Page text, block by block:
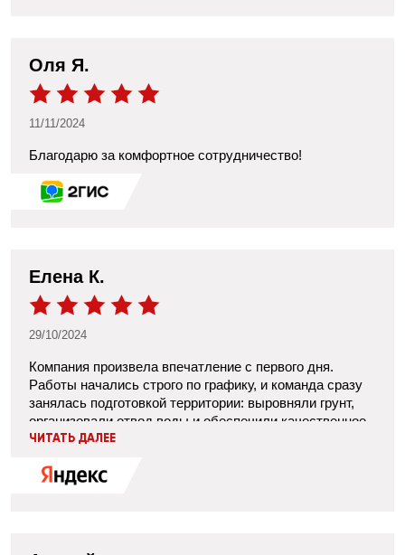
​Оля Я.
11/11/2024
Благодарю за комфортное сотрудничество!
Елена К.
29/10/2024
Компания произвела впечатление с первого дня.
Работы начались строго по графику, и команда сразу
занялась подготовкой территории: выровняли грунт,
организовали отвод воды и обеспечили качественное
уплотнение основания. Когда приступили к укладке
современную технику, что повысило точность и
ЧИТАТЬ ДАЛЕЕ